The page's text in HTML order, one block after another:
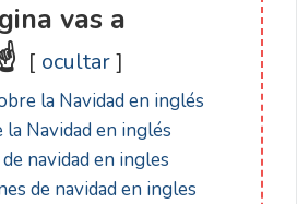
vas a
ocultar
la Navidad en inglés
la Navidad en inglés
navidad en ingles
de navidad en ingles